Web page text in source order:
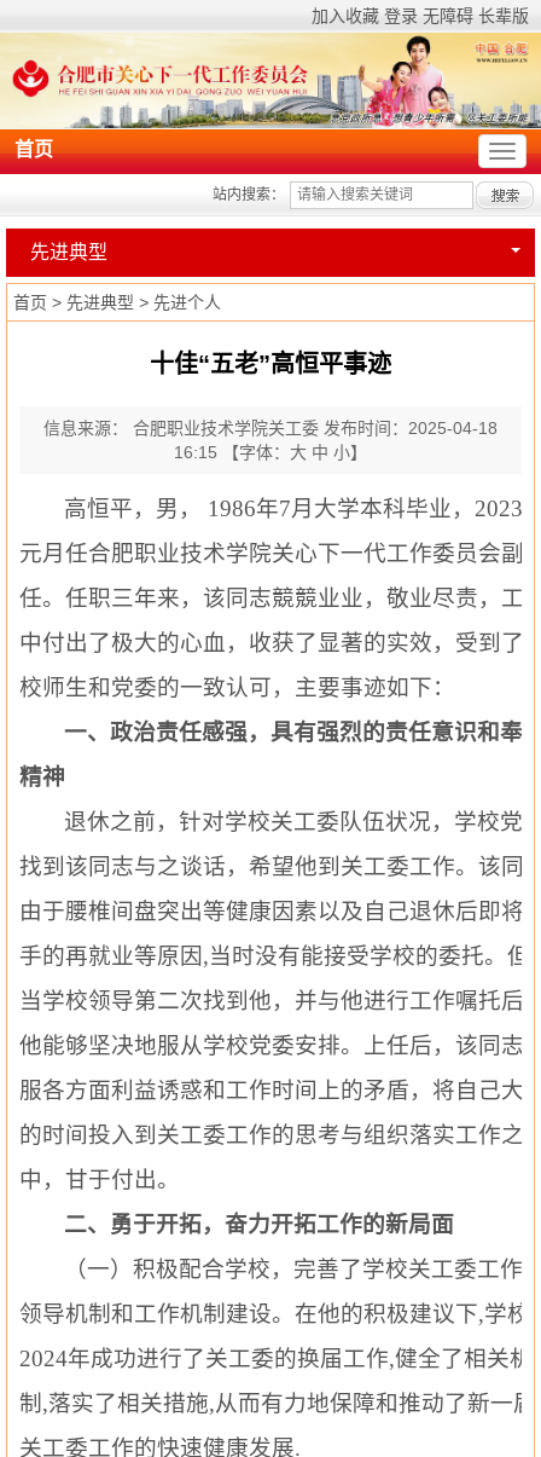
加入收藏 登录 无障碍 长辈版
首页
站内搜索：
先进典型
首页 > 先进典型 > 先进个人
十佳“五老”高恒平事迹
信息来源： 合肥职业技术学院关工委 发布时间：2025-04-18
16:15 【字体： 大 中 小】
高恒平，男 ，
1986年7月大学本科毕业，2023
元月任合肥职业技术学院关心下一代工作委员会副
任。任职三年来，该同志競競业业，敬业尽责，工
中付出了极大的心血，收获了显著的实效，受到了
校师生和党委的一致认可，主要事迹如下：
一、政治责任感强，具有强烈的责任意识和奉
精神
退休之前，针对学校关工委队伍状况，学校党
找到该同志与之谈话，希望他到关工委工作。该同
由于腰椎间盘突出等健康因素以及自己退休后即将
手的再就业等原因,当时没有能接受学校的委托。但
当学校领导第二次找到他，并与他进行工作嘱托后
他能够坚决地服从学校党委安排。上任后，该同志
服各方面利益诱惑和工作时间上的矛盾，将自己大
的时间投入到关工委工作的思考与组织落实工作之
中，甘于付出。
二、勇于开拓，奋力开拓工作的新局面
（一）积极配合学校，完善了学校关工委工作
领导机制和工作机制建设。在他的积极建议下,学校
2024年成功进行了关工委的换届工作,健全了相关机
制,落实了相关措施,从而有力地保障和推动了新一届
关工委工作的快速健康发展.